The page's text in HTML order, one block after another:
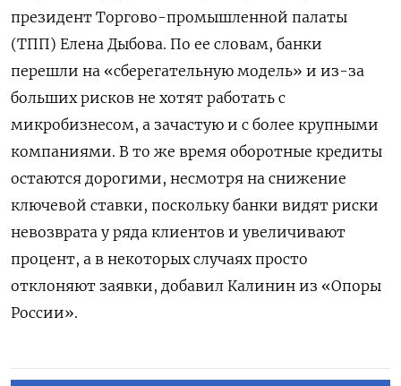
президент Торгово-промышленной палаты
(ТПП) Елена Дыбова. По ее словам, банки
перешли на «сберегательную модель» и из-за
больших рисков не хотят работать с
микробизнесом, а зачастую и с более крупными
компаниями. В то же время оборотные кредиты
остаются дорогими, несмотря на снижение
ключевой ставки, поскольку банки видят риски
невозврата у ряда клиентов и увеличивают
процент, а в некоторых случаях просто
отклоняют заявки, добавил Калинин из «Опоры
России».